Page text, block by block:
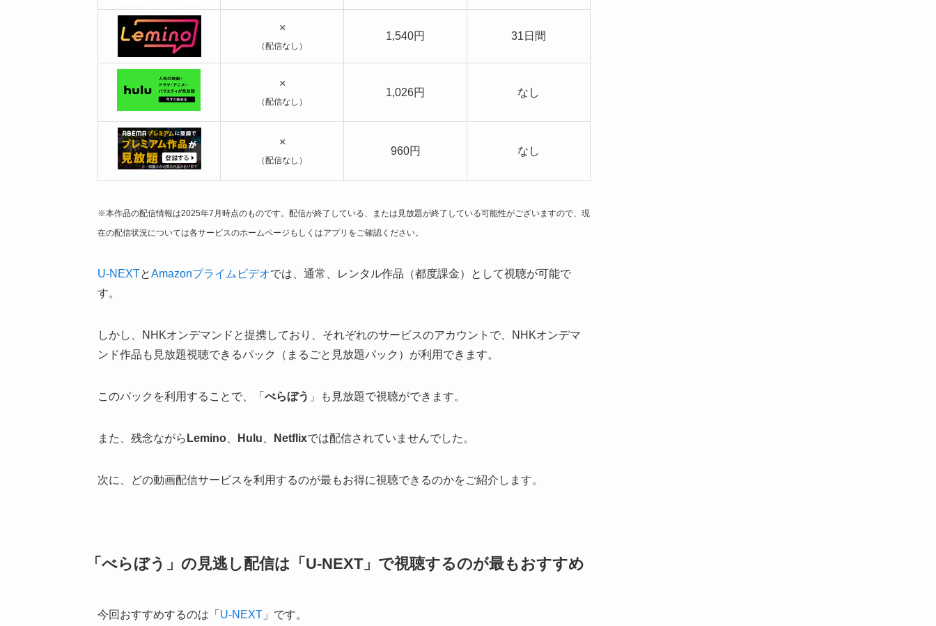
×
（配信なし）
1,540円 31日間
×
（配信なし）
1,026円 なし
×
（配信なし）
960円 なし
※本作品の配信情報は2025年7月時点のものです。配信が終了している、または見放題が終了している可能性がございますので、現
在の配信状況については各サービスのホームページもしくはアプリをご確認ください。
U-NEXTとAmazonプライムビデオでは、通常、レンタル作品（都度課金）として視聴が可能で
す。
しかし、NHKオンデマンドと提携しており、それぞれのサービスのアカウントで、NHKオンデマ
ンド作品も見放題視聴できるパック（まるごと見放題パック）が利用できます。
このパックを利用することで、「 べらぼう 」も見放題で視聴ができます。
また、残念ながら Lemino Hulu Netflixでは配信されていませんでした。
次に、どの動画配信サービスを利用するのが最もお得に視聴できるのかをご紹介します。
「べらぼう」の見逃し配信は「U-NEXT」で視聴するのが最もおすすめ
今回おすすめするのは「 U-NEXT 」です。